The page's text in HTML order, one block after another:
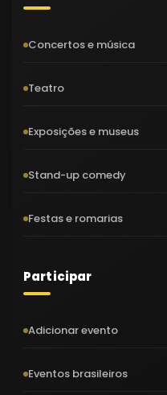
Concertos e música
Teatro
Exposições e museus
Stand-up comedy
Festas e romarias
Participar
Adicionar evento
Eventos brasileiros